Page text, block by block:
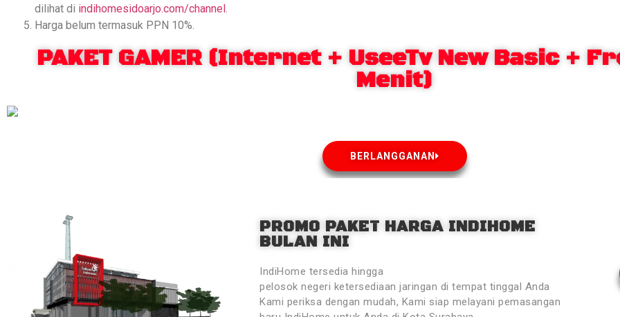
dilihat di indihomesidoarjo.com/channel .
Harga belum termasuk PPN 10%.
PAKET GAMER (Internet + UseeTv New Basic +
Menit)
BERLANGGANAN
PROMO PAKET HARGA INDIHOME
BULAN INI
IndiHome tersedia hingga
pelosok negeri ketersediaan jaringan di tempat tinggal Anda
Kami periksa dengan mudah, Kami siap melayani pemasangan